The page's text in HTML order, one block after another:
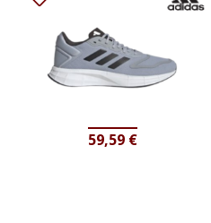
59,59 €